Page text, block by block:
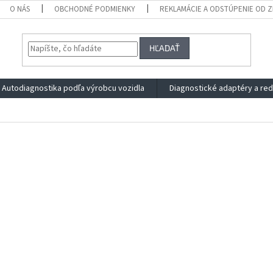
O NÁS OBCHODNÉ PODMIENKY REKLAMÁCIE A ODSTÚPENIE OD
HĽADAŤ
Autodiagnostika podľa výrobcu vozidla Diagnostické adaptéry a